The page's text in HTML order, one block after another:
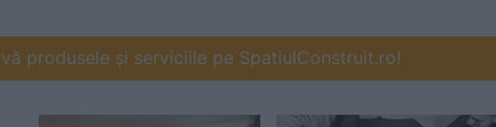
produsele și serviciile pe SpatiulConstruit.ro!